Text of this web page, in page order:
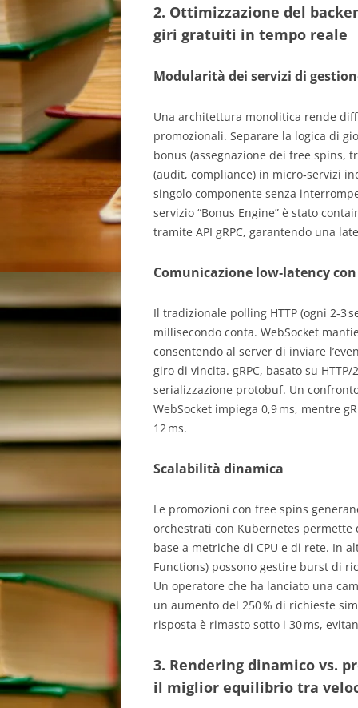
2. Ottimizzazione del
giri gratuiti in tempo reale
Modularità dei servizi di
Una architettura monolitica rende
promozionali. Separare la logica di
bonus (assegnazione dei free spins,
(audit, compliance) in micro‑servizi
singolo componente senza
servizio “Bonus Engine” è stato
tramite API gRPC, garantendo una
Comunicazione low‑latency con
Il tradizionale polling HTTP (ogni 2‑3
millisecondo conta. WebSocket
consentendo al server di inviare
giro di vincita. gRPC, basato su
serializzazione protobuf. Un
WebSocket impiega 0,9 ms, mentre
12 ms.
Scalabilità dinamica
Le promozioni con free spins
orchestrati con Kubernetes permette
base a metriche di CPU e di rete. In
Functions) possono gestire burst di
Un operatore che ha lanciato una
un aumento del 250 % di richieste
risposta è rimasto sotto i 30 ms,
3. Rendering dinamico vs.
il miglior equilibrio tra